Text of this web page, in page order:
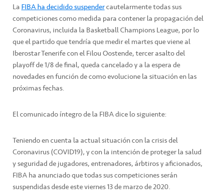
LaFIBA ha decidido suspendercautelarmente todas sus
competiciones como medida para contener la propagación del
Coronavirus, incluida la Basketball Champions League, por lo
que el partido que tendría que medir el martes que viene al
Iberostar Tenerife con el Filou Oostende, tercer asalto del
playoff de 1/8 de final, queda cancelado y a la espera de
novedades en función de como evolucione la situación en las
próximas fechas.
El comunicado íntegro de la FIBA dice lo siguiente:
Teniendo en cuenta la actual situación con la crisis del
Coronavirus (COVID19), y con la intención de proteger la salud
y seguridad de jugadores, entrenadores, árbtiros y aficionados,
FIBA ha anunciado que todas sus competiciones serán
suspendidas desde este viernes 13 de marzo de 2020.